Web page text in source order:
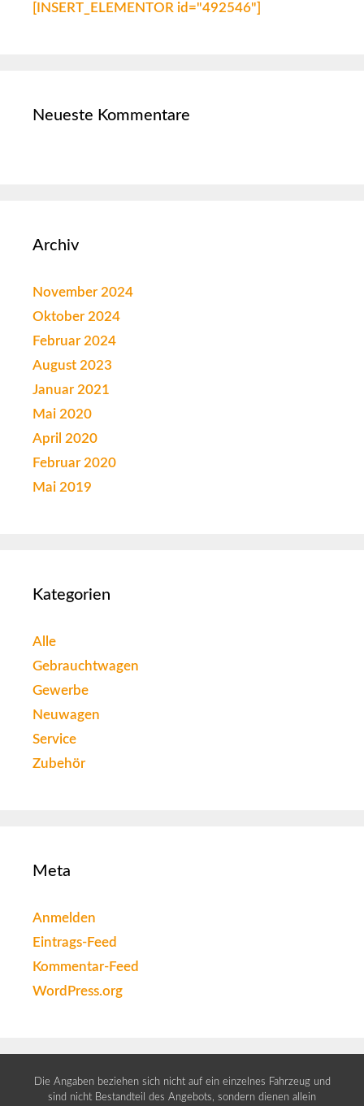
[INSERT_ELEMENTOR id="492546"]
Neueste Kommentare
Archiv
November 2024
Oktober 2024
Februar 2024
August 2023
Januar 2021
Mai 2020
April 2020
Februar 2020
Mai 2019
Kategorien
Alle
Gebrauchtwagen
Gewerbe
Neuwagen
Service
Zubehör
Meta
Anmelden
Eintrags-Feed
Kommentar-Feed
WordPress.org
Die Angaben beziehen sich nicht auf ein einzelnes Fahrzeug und
sind nicht Bestandteil des Angebots, sondern dienen allein